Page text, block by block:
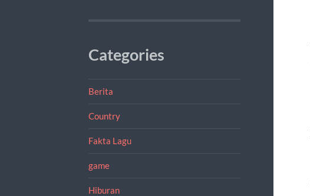
Categories
Berita
Country
Fakta Lagu
game
Hiburan